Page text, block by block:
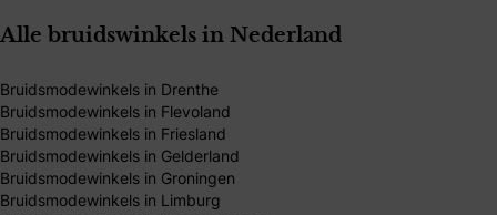
Alle bruidswinkels in Nederland
Bruidsmodewinkels in Drenthe
Bruidsmodewinkels in Flevoland
Bruidsmodewinkels in Friesland
Bruidsmodewinkels in Gelderland
Bruidsmodewinkels in Groningen
Bruidsmodewinkels in Limburg